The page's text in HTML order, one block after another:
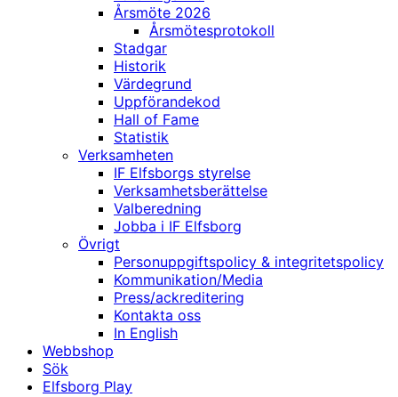
Årsmöte 2026
Årsmötesprotokoll
Stadgar
Historik
Värdegrund
Uppförandekod
Hall of Fame
Statistik
Verksamheten
IF Elfsborgs styrelse
Verksamhetsberättelse
Valberedning
Jobba i IF Elfsborg
Övrigt
Personuppgiftspolicy & integritetspolicy
Kommunikation/Media
Press/ackreditering
Kontakta oss
In English
Webbshop
Sök
Elfsborg Play